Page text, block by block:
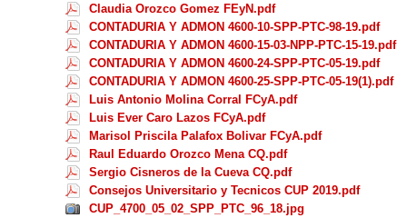
Claudia Orozco Gomez FEyN.pdf
CONTADURIA Y ADMON 4600-10-SPP-PTC-98-19.pdf
CONTADURIA Y ADMON 4600-15-03-NPP-PTC-15-19.pdf
CONTADURIA Y ADMON 4600-24-SPP-PTC-05-19.pdf
CONTADURIA Y ADMON 4600-25-SPP-PTC-05-19(1).pdf
Luis Antonio Molina Corral FCyA.pdf
Luis Ever Caro Lazos FCyA.pdf
Marisol Priscila Palafox Bolivar FCyA.pdf
Raul Eduardo Orozco Mena CQ.pdf
Sergio Cisneros de la Cueva CQ.pdf
Consejos Universitario y Tecnicos CUP 2019.pdf
CUP_4700_05_02_SPP_PTC_96_18.jpg